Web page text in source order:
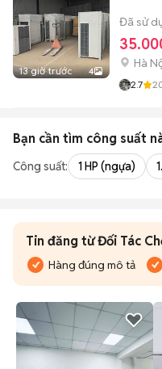
13 giờ trước 4
Đã sử
Hà
2.7
Bạn cần tìm công suất
Công suất: 1 HP (ngựa)
Tin đăng từ Đối Tác
Hàng đúng mô tả